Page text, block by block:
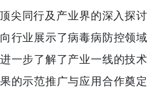
尖同行及产业界的深入探讨
行业展示了病毒病防控领域
一步了解了产业一线的技术
的示范推广与应用合作奠定